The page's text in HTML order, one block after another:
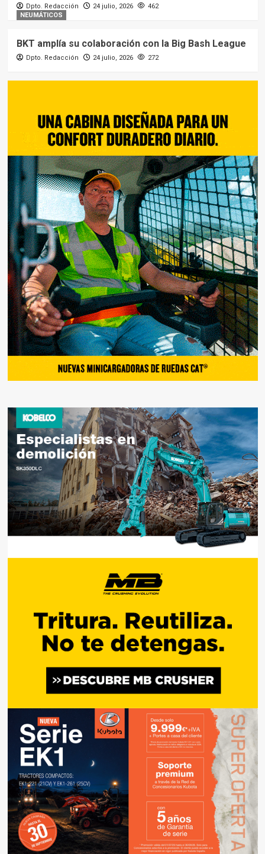
Dpto. Redacción 24 julio, 2026
462
NEUMÁTICOS
BKT amplía su colaboración con la Big Bash League
Dpto. Redacción 24 julio, 2026 272